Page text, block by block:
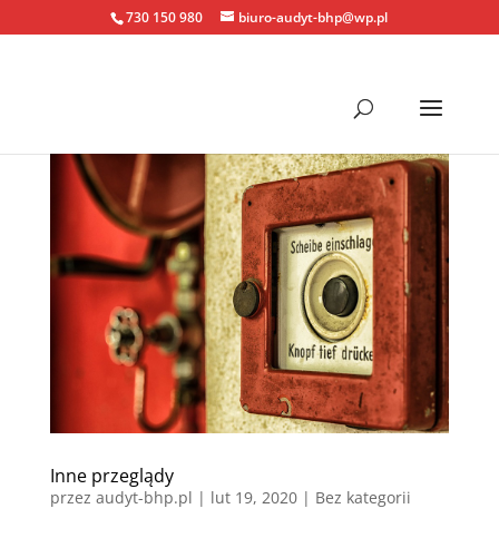
730 150 980 biuro-audyt-bhp@wp.pl
Inne przeglądy
przez audyt-bhp.pl | lut 19, 2020| Bez kategorii